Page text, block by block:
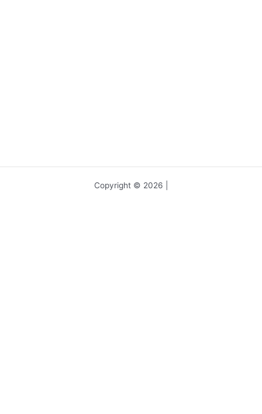
Copyright © 2026 |